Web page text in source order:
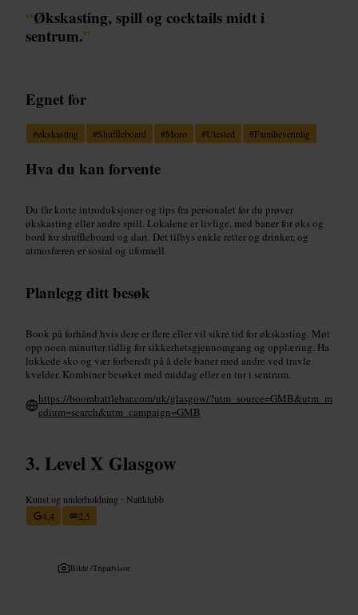
“Økskasting, spill og cocktails midt i
sentrum.”
Egnet for
#økskasting #Shuffleboard #Moro #Utested #Familievennlig
Hva du kan forvente
Du får korte introduksjoner og tips fra personalet før du prøver
økskasting eller andre spill. Lokalene er livlige, med baner for øks og
bord for shuffleboard og dart. Det tilbys enkle retter og drinker, og
atmosfæren er sosial og uformell.
Planlegg ditt besøk
Book på forhånd hvis dere er flere eller vil sikre tid for økskasting. Møt
opp noen minutter tidlig for sikkerhetsgjennomgang og opplæring. Ha
lukkede sko og vær forberedt på å dele baner med andre ved travle
kvelder. Kombiner besøket med middag eller en tur i sentrum.
https://boombattlebar.com/uk/glasgow/?utm_source=GMB&utm_m
edium=search&utm_campaign=GMB
Level X Glasgow
Kunst og underholdning • Nattklubb
4,4
2,5
Bilde /Tripadvisor